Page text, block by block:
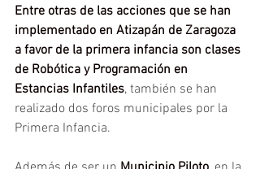
Entre otras de las acciones que se han
implementado en Atizapán de Zaragoza
a favor de la primera infancia son clases
de Robótica y Programación en
Estancias Infantiles, también se han
realizado dos foros municipales por la
Primera Infancia.